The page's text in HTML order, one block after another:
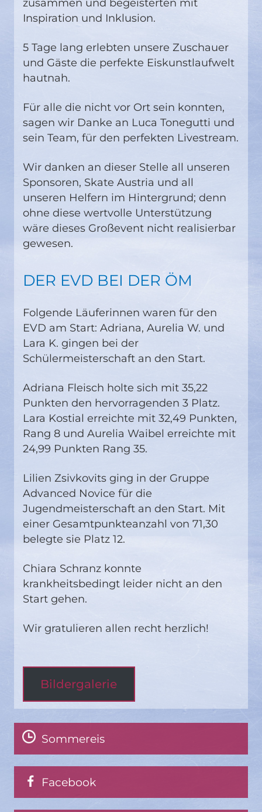
zusammen und begeisterten mit
Inspiration und Inklusion.
5 Tage lang erlebten unsere Zuschauer
und Gäste die perfekte Eiskunstlaufwelt
hautnah.
Für alle die nicht vor Ort sein konnten,
sagen wir Danke an Luca Tonegutti und
sein Team, für den perfekten Livestream.
Wir danken an dieser Stelle all unseren
Sponsoren, Skate Austria und all
unseren Helfern im Hintergrund; denn
ohne diese wertvolle Unterstützung
wäre dieses Großevent nicht realisierbar
gewesen.
DER EVD BEI DER ÖM
Folgende Läuferinnen waren für den
EVD am Start: Adriana, Aurelia W. und
Lara K. gingen bei der
Schülermeisterschaft an den Start.
Adriana Fleisch holte sich mit 35,22
Punkten den hervorragenden 3 Platz.
Lara Kostial erreichte mit 32,49 Punkten,
Rang 8 und Aurelia Waibel erreichte mit
24,99 Punkten Rang 35.
Lilien Zsivkovits ging in der Gruppe
Advanced Novice für die
Jugendmeisterschaft an den Start. Mit
einer Gesamtpunkteanzahl von 71,30
belegte sie Platz 12.
Chiara Schranz konnte
krankheitsbedingt leider nicht an den
Start gehen.
Wir gratulieren allen recht herzlich!
Bildergalerie
Sommereis
Facebook